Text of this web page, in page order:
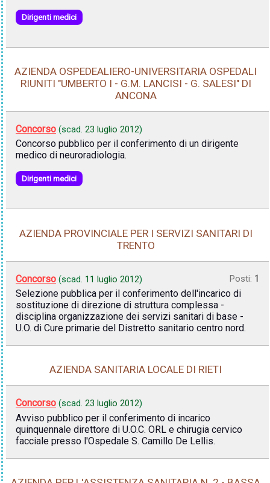
Dirigenti medici
AZIENDA OSPEDEALIERO-UNIVERSITARIA OSPEDALI
RIUNITI "UMBERTO I - G.M. LANCISI - G. SALESI" DI
ANCONA
Concorso (scad. 23 luglio 2012)
Concorso pubblico per il conferimento di un dirigente
medico di neuroradiologia.
Dirigenti medici
AZIENDA PROVINCIALE PER I SERVIZI SANITARI DI
TRENTO
Concorso (scad. 11 luglio 2012) Posti: 1
Selezione pubblica per il conferimento dell'incarico di
sostituzione di direzione di struttura complessa -
disciplina organizzazione dei servizi sanitari di base -
U.O. di Cure primarie del Distretto sanitario centro nord.
AZIENDA SANITARIA LOCALE DI RIETI
Concorso (scad. 23 luglio 2012)
Avviso pubblico per il conferimento di incarico
quinquennale direttore di U.O.C. ORL e chirugia cervico
facciale presso l'Ospedale S. Camillo De Lellis.